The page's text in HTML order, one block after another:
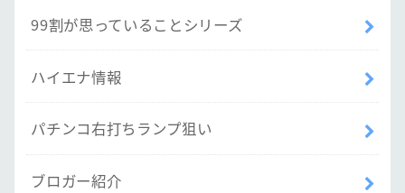
99割が思っていることシリーズ
ハイエナ情報
パチンコ右打ちランプ狙い
ブロガー紹介